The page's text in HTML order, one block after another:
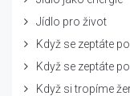
Jídlo pro život
Když se zeptáte
Když se zeptáte
Když si tropíme